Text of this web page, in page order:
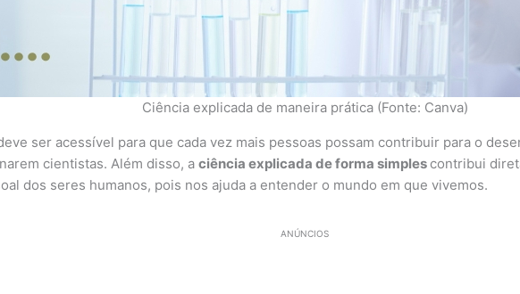
Ciência explicada de maneira prática (Fonte: Canva)
ser acessível para que cada vez mais pessoas possam contribuir para o
cientistas. Além disso, a ciência explicada de forma simples contribui
dos seres humanos, pois nos ajuda a entender o mundo em que vivemos.
ANÚNCIOS